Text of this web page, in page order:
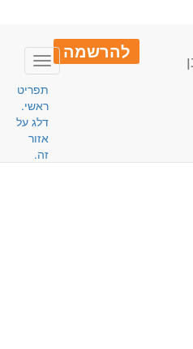
להרשמה
Toggle
תפריט
ראשי.
דלג על
אזור
זה.